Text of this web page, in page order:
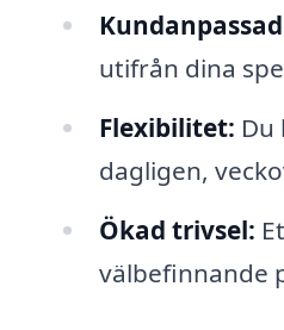
utifrån dina
Flexibilitet: Du
dagligen,
Ökad trivsel:
välbefinnande